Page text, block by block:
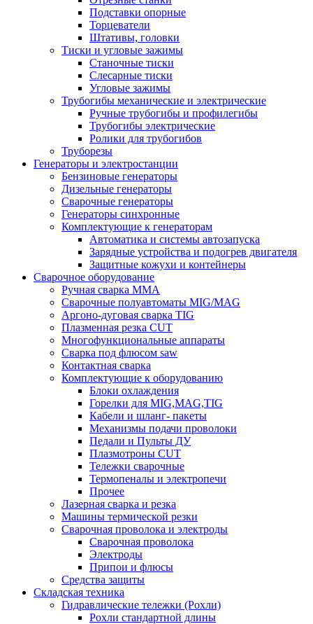
Подставки опорные
Торцеватели
Штативы, головки
Тиски и угловые зажимы
Станочные тиски
Слесарные тиски
Угловые зажимы
Трубогибы механические и электрические
Ручные трубогибы и профилегибы
Трубогибы электрические
Ролики для трубогибов
Труборезы
Генераторы и электростанции
Бензиновые генераторы
Дизельные генераторы
Сварочные генераторы
Генераторы синхронные
Комплектующие к генераторам
Автоматика и системы автозапуска
Зарядные устройства и подогрев двигателя
Защитные кожухи и контейнеры
Сварочное оборудование
Ручная сварка MMA
Сварочные полуавтоматы MIG/MAG
Аргоно-дуговая сварка TIG
Плазменная резка CUT
Многофункциональные аппараты
Сварка под флюсом saw
Контактная сварка
Комплектующие к оборудованию
Блоки охлаждения
Горелки для MIG,MAG,TIG
Кабели и шланг- пакеты
Механизмы подачи проволоки
Педали и Пульты ДУ
Плазмотроны CUT
Тележки сварочные
Термопеналы и электропечи
Прочее
Лазерная сварка и резка
Машины термической резки
Сварочная проволока и электроды
Сварочная проволока
Электроды
Припои и флюсы
Средства защиты
Складская техника
Гидравлические тележки (Рохли)
Рохли стандартной длины